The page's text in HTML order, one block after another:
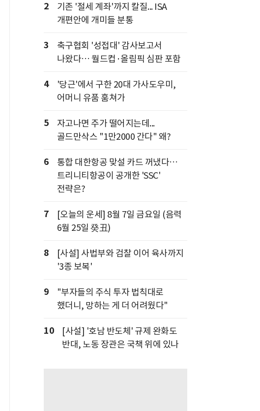
2
기존 '절세 계좌'까지 칼질... ISA
개편안에 개미들 분통
3
축구협회 '성접대' 감사보고서
나왔다… 월드컵·올림픽 심판 포함
4
'당근'에서 구한 20대 가사도우미,
어머니 유품 훔쳐가
5
자고나면 주가 떨어지는데...
골드만삭스 "1만2000 간다" 왜?
6
통합 대한항공 맞설 카드 꺼냈다…
트리니티항공이 공개한 'SSC'
전략은?
7
[오늘의 운세] 8월 7일 금요일 (음력
6월 25일 癸丑)
8
[사설] 사법부와 검찰 이어 육사까지
'3종 보복'
9
"부자들의 주식 투자 법칙대로
했더니, 망하는 게 더 어려웠다"
10
[사설] '호남 반도체' 규제 완화도
반대, 노동 장관은 국책 위에 있나